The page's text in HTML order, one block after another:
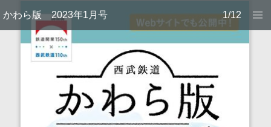
かわら版 2023年1月号 1/12